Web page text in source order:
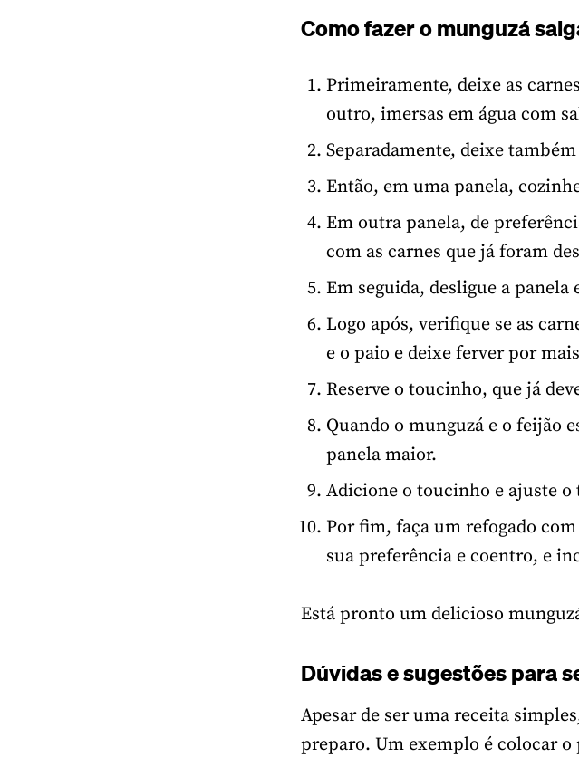
Como fazer o munguzá
Primeiramente, deixe as
outro, imersas em água com
Separadamente, deixe
Então, em uma panela,
Em outra panela, de
com as carnes que já foram
Em seguida, desligue a panela
Logo após, verifique se as
e o paio e deixe ferver por
Reserve o toucinho, que já
Quando o munguzá e o feijão
panela maior.
Adicione o toucinho e ajuste
Por fim, faça um refogado
sua preferência e coentro, e
Está pronto um delicioso
Dúvidas e sugestões para
Apesar de ser uma receita
preparo. Um exemplo é colocar